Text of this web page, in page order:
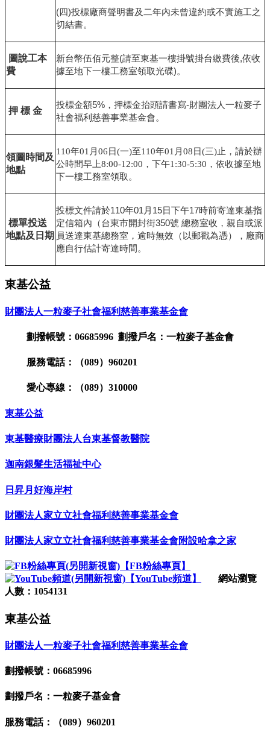
(四)投標廠商聲明書及二年內未曾違約或不實施工之
切結書。
圖說工本
費
新台幣伍佰元整(請至東基一樓掛號掛台繳費後,依收
據至地下一樓工務室領取光碟)。
押 標 金
投標金額5% ，押標金抬頭請書寫-財團法人一粒麥子
社會福利慈善事業基金會。
領圖時間及
地點
110年01月06日(一)至110年01月08日(三)止，請於辦
公時間早上8:00-12:00，下午1:30-5:30，依收據至地
下一樓工務室領取。
標單投送
地點及日期
投標文件請於110年01 月 15日下午17時前寄達東基指
定信箱內（台東市開封街350號 總務室收，親自或派
員送達東基總務室，逾時無效（以郵戳為憑），廠商
應自行估計寄達時間。
東基公益
財團法人一粒麥子社會福利慈善事業基金會
劃撥帳號：06685996 劃撥戶名：一粒麥子基金會
服務電話：（089）960201
愛心專線：（089）310000
東基公益
東基醫療財團法人台東基督教醫院
迦南銀髮生活福祉中心
日昇月好海岸村
財團法人家立立社會福利慈善事業基金會
財團法人家立立社會福利慈善事業基金會附設哈拿之家
【FB粉絲專頁】
【YouTube頻道】
網站瀏覽
人數：1054131
東基公益
財團法人一粒麥子社會福利慈善事業基金會
劃撥帳號：06685996
劃撥戶名：一粒麥子基金會
服務電話：（089）960201